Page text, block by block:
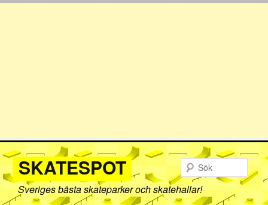
SKATESPOT
Sveriges bästa skateparker och skatehallar!